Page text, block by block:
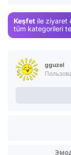
Keşfet ile ziyaret
tüm kategorileri
gguzel